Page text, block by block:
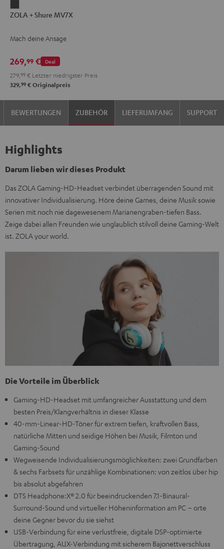
+
MV7X
Gray
ZOLA + Shure MV7X
Mach deine Ansage
Deal
269,99 €
279, 99 € Letzter niedrigster Preis
329,99 € Originalpreis
BEWERTUNGEN ZUBEHÖR LIEFERUMFANG SUPPORT
Highlights
Darum lieben wir dieses Produkt
Das ZOLA Gaming-HD-Headset verbindet überragenden Sound mit
innovativer Individualisierung. Höre deine Games, deine Musik sowie
Serien mit noch nie dagewesenem Marianengraben-tiefen Bass.
Zeige dabei allen Freunden wie unglaublich stilvoll deine Gaming-Welt
ist. ZOLA your world.
Die Vorteile im Überblick
Gaming-HD-Headset mit umfangreicher Ausstattung und dem
besten Preis/Klangverhältnis in dieser Klasse
40-mm-Linear-HD-Töner für extrem tiefen, kraftvollen Bass,
natürliche Mitten und seidige Höhen bei Musik, Filmton und
Gaming-Sound
Wegweisende Individualisierungsmöglichkeiten: zwei Grundfarben
& sechs Farbsets für unzählige Kombinationen: von zeitlos über hip
bis absolut abgefahren
DTS Headphone:X® 2.0 für beeindruckenden 7.1-Binaural-
Surround-Sound und virtueller Höheninformation am PC – orte
deine Gegner bevor du sie siehst
USB-Verbindung für eine verlustfreie, digitale DSP-optimierte
Übertragung, AUX-Verbindung mit sicherem Bajonettverschluss